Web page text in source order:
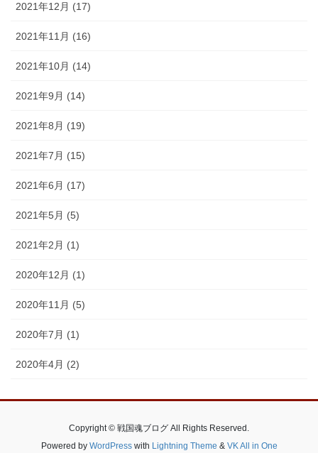
2021年12月 (17)
2021年11月 (16)
2021年10月 (14)
2021年9月 (14)
2021年8月 (19)
2021年7月 (15)
2021年6月 (17)
2021年5月 (5)
2021年2月 (1)
2020年12月 (1)
2020年11月 (5)
2020年7月 (1)
2020年4月 (2)
Copyright © 戦国魂ブログ All Rights Reserved.
Powered by WordPresswith Lightning Theme & VK All in One